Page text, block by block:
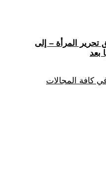
تحرير المرأة – إلى
بعد
كافة المجالات